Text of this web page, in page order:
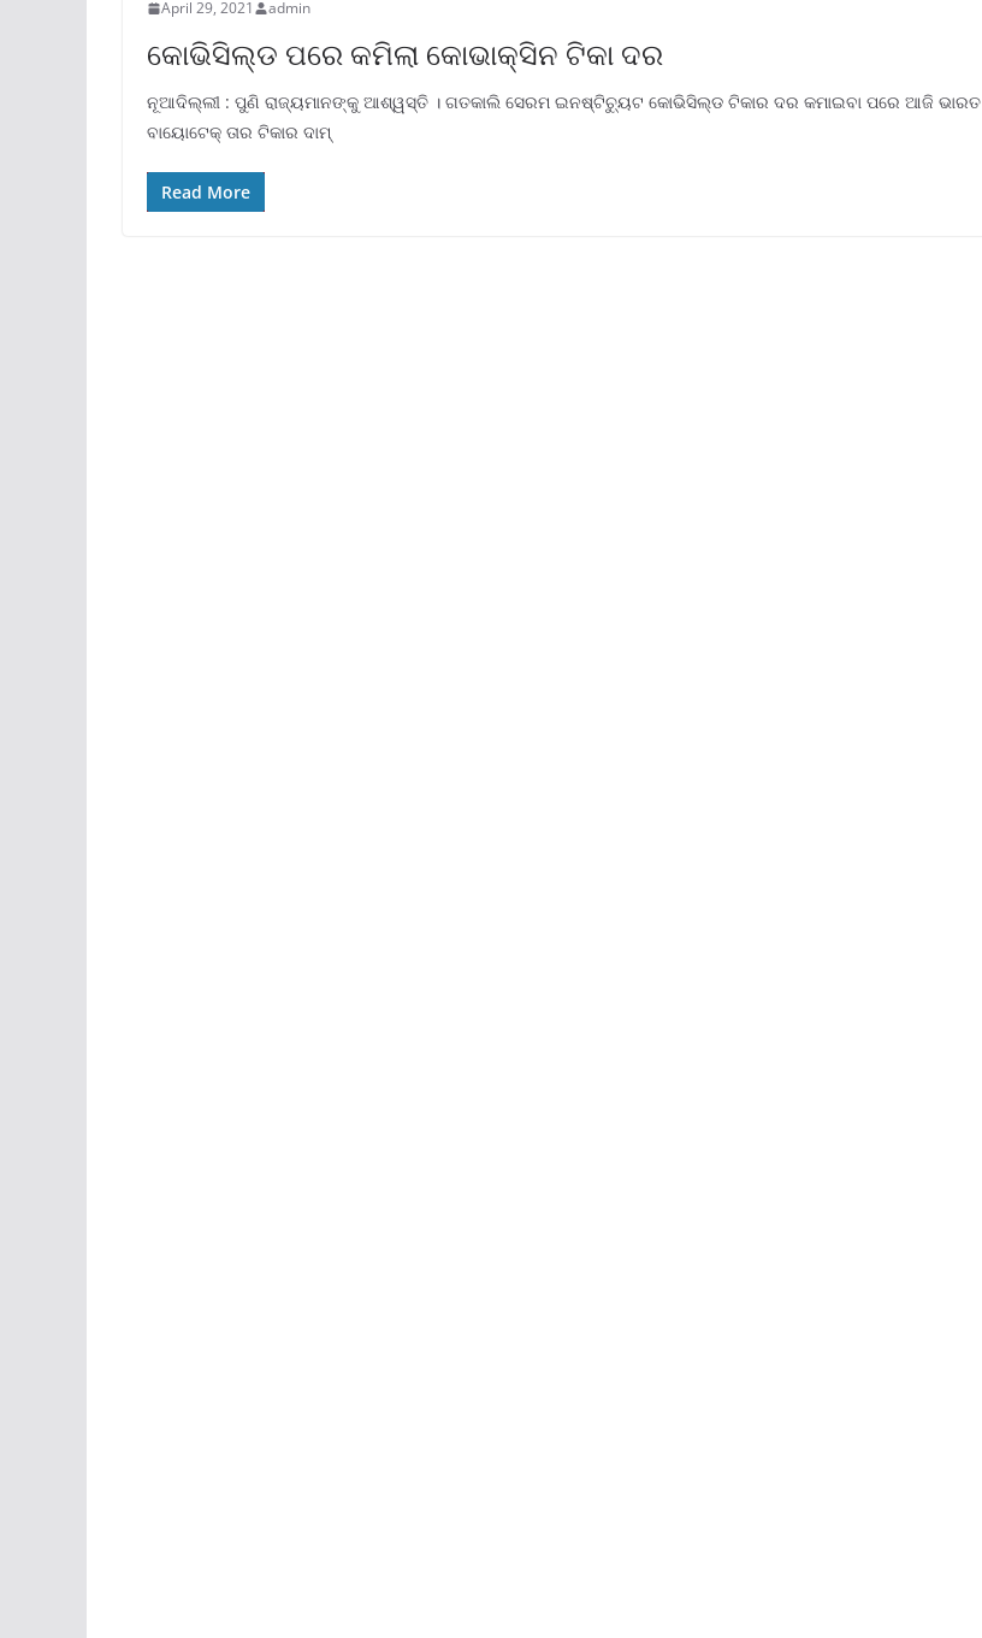
April 29, 2021 admin
କୋଭିସିଲ୍ଡ ପରେ କମିଲା କୋଭାକ୍ସିନ ଟିକା ଦର
ନୂଆଦିଲ୍ଲୀ : ପୁଣି ରାଜ୍ୟମାନଙ୍କୁ ଆଶ୍ୱସ୍ତି । ଗତକାଲି ସେରମ ଇନଷ୍ଟିଚ୍ୟୁଟ କୋଭିସିଲ୍ଡ ଟିକାର ଦର କମାଇବା ପରେ ଆଜି ଭାରତ
ବାୟୋଟେକ୍ ତାର ଟିକାର ଦାମ୍
Read More